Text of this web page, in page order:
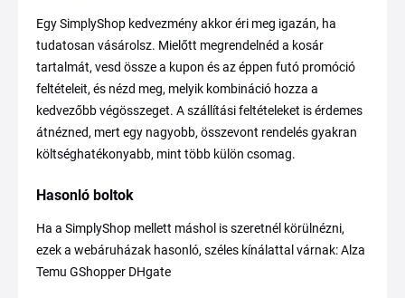
Egy SimplyShop kedvezmény akkor éri meg igazán, ha
tudatosan vásárolsz. Mielőtt megrendelnéd a kosár
tartalmát, vesd össze a kupon és az éppen futó promóció
feltételeit, és nézd meg, melyik kombináció hozza a
kedvezőbb végösszeget. A szállítási feltételeket is érdemes
átnézned, mert egy nagyobb, összevont rendelés gyakran
költséghatékonyabb, mint több külön csomag.
Hasonló boltok
Ha a SimplyShop mellett máshol is szeretnél körülnézni,
ezek a webáruházak hasonló, széles kínálattal várnak: Alza
Temu GShopper DHgate